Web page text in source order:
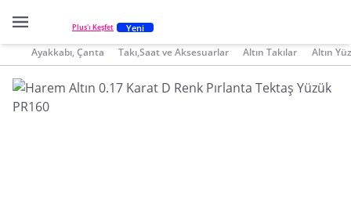
Plus'ı Keşfet Yeni
Ayakkabı, Çanta Takı,Saat ve Aksesuarlar Altın Takılar Altın